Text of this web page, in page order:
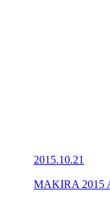
2015.10.21
MAKIRA 2015